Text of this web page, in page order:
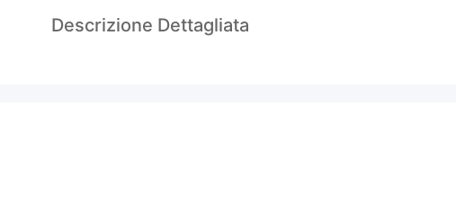
Descrizione Dettagliata